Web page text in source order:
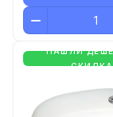
НАШЛИ
СКИДКА